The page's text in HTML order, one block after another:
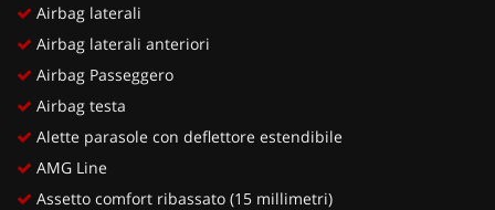
Airbag laterali
Airbag laterali anteriori
Airbag Passeggero
Airbag testa
Alette parasole con deflettore estendibile
AMG Line
Assetto comfort ribassato (15 millimetri)